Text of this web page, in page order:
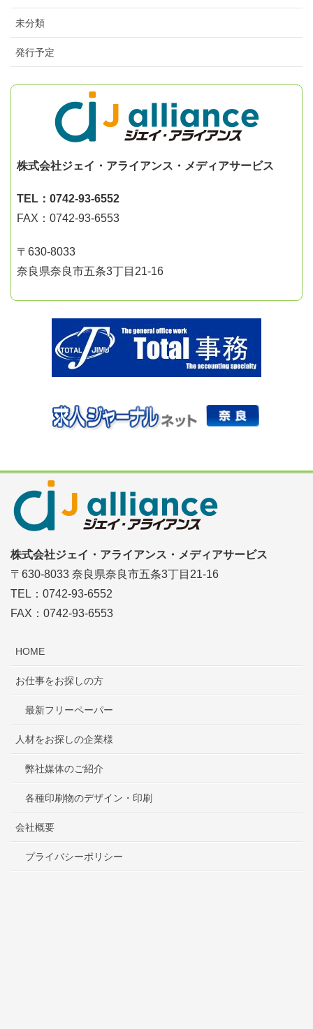
未分類
発行予定
株式会社ジェイ・アライアンス・メディアサービス
TEL：0742-93-6552
FAX：0742-93-6553
〒630-8033
奈良県奈良市五条3丁目21-16
株式会社ジェイ・アライアンス・メディアサービス
〒630-8033 奈良県奈良市五条3丁目21-16
TEL：0742-93-6552
FAX：0742-93-6553
HOME
お仕事をお探しの方
最新フリーペーパー
人材をお探しの企業様
弊社媒体のご紹介
各種印刷物のデザイン・印刷
会社概要
プライバシーポリシー